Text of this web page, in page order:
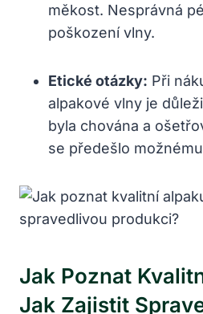
měkost. Nesprávná
poškození vlny.
Etické otázky: Při
alpakové vlny je
byla chována a
se předešlo
Jak Poznat
Jak Zajistit